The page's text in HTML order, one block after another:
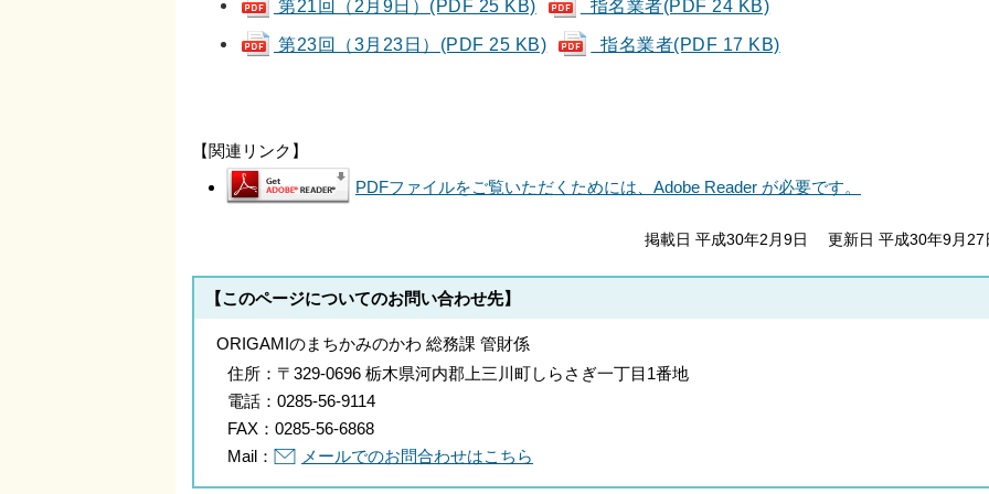
第21回（2月9日）(PDF 25 KB)
指名業者(PDF 24 KB)
第23回（3月23日）(PDF 25 KB)
指名業者(PDF 17 KB)
【関連リンク】
PDFファイルをご覧いただくためには、Adobe Reader が必要です。
掲載日 平成30年2月9日 更新日 平成30年9月27
【このページについてのお問い合わせ先】
ORIGAMIのまちかみのかわ 総務課 管財係
住所： 〒329-0696 栃木県河内郡上三川町しらさぎ一丁目1番地
電話： 0285-56-9114
FAX： 0285-56-6868
Mail：
メールでのお問合わせはこちら